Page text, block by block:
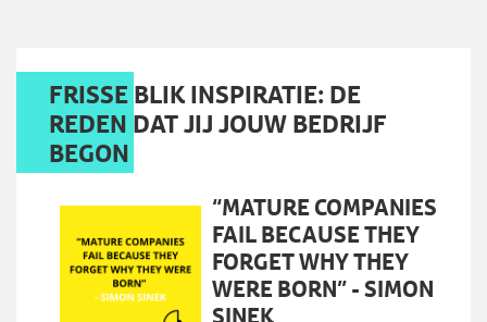
FRISSE BLIK INSPIRATIE: DE
REDEN DAT JIJ JOUW BEDRIJF
BEGON
“MATURE COMPANIES
FAIL BECAUSE THEY
FORGET WHY THEY
WERE BORN” - SIMON